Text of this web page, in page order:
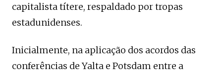
capitalista títere, respaldado por tropas
estadunidenses.
Inicialmente, na aplicação dos acordos das
conferências de Yalta e Potsdam entre a